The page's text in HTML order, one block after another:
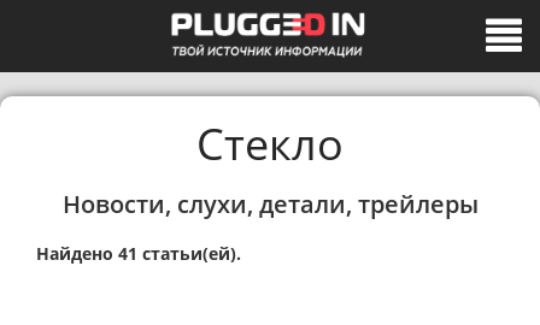
Стекло
Новости, слухи, детали, трейлеры
Найдено 41 статьи(ей).